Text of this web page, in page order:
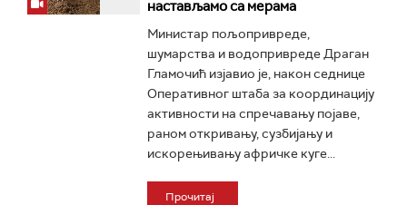
настављамо са мерама
Министар пољопривреде,
шумарства и водопривреде Драган
Гламочић изјавио је, након седнице
Оперативног штаба за координацију
активности на спречавању појаве,
раном откривању, сузбијању и
искорењивању афричке куге...
Прочитај